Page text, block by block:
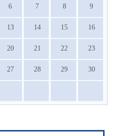
6 7 8 9
13 14 15 16
20 21 22 23
27 28 29 30